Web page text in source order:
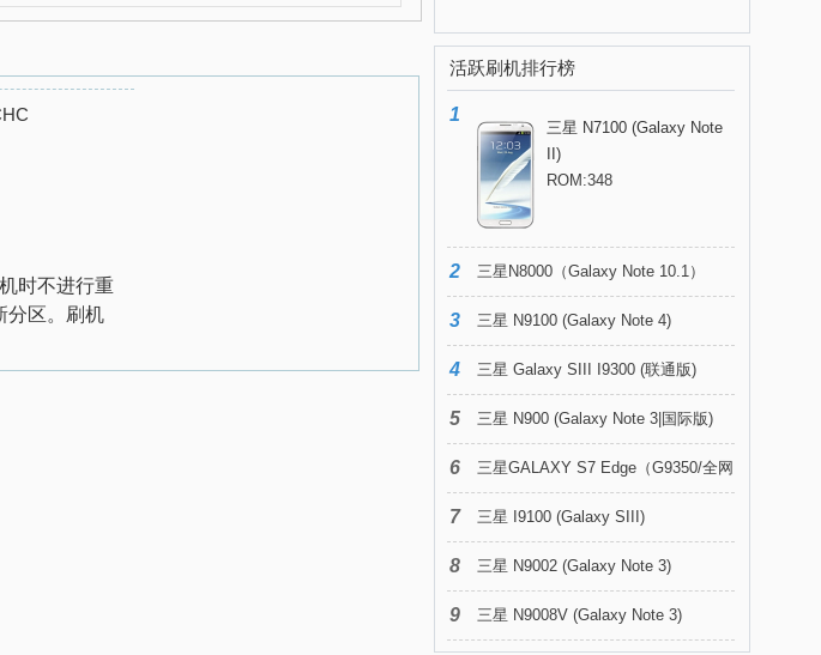
时不进行重
分区。刷机
活跃刷机排行榜
1
三星 N7100 (Galaxy Note
II)
ROM:348
2 三星N8000（Galaxy Note 10.1）
3 三星 N9100 (Galaxy Note 4)
4 三星 Galaxy SIII I9300 (联通版)
5 三星 N900 (Galaxy Note 3|国际版)
6 三星GALAXY S7 Edge（G9350/全网
通）
7 三星 I9100 (Galaxy SIII)
8 三星 N9002 (Galaxy Note 3)
9 三星 N9008V (Galaxy Note 3)